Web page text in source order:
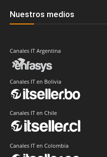
Nuestros medios
Canales IT Argentina
Canales IT en Bolivia
Canales IT en Chile
Canales IT en Colombia